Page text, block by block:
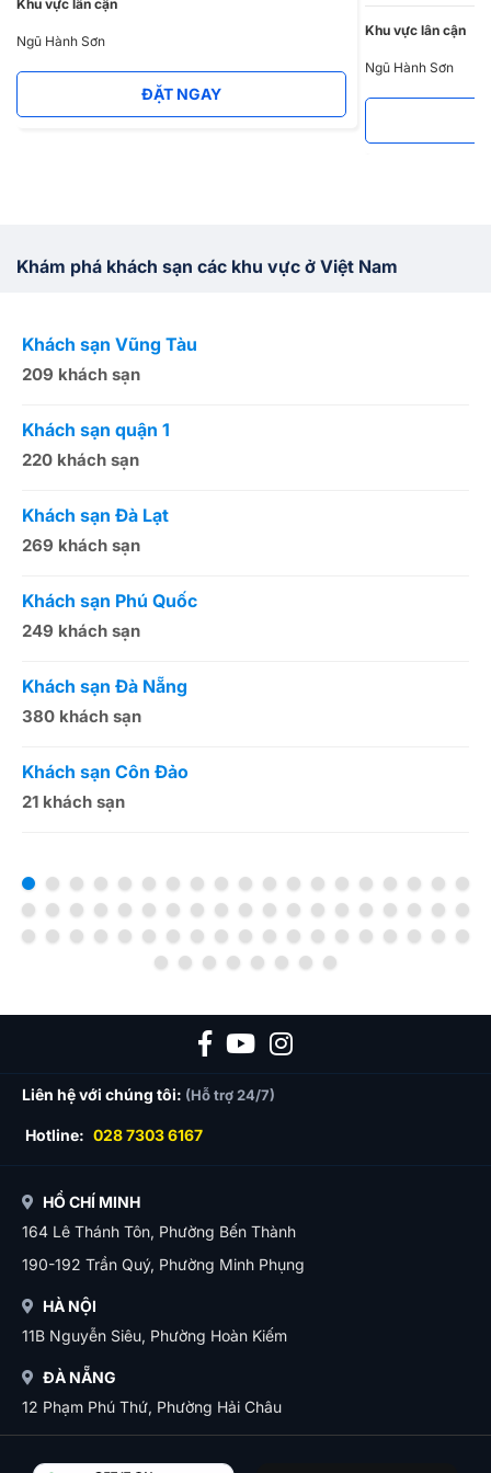
Khu vực lân cận
Ngũ Hành Sơn
ĐẶT NGAY
Khu vực lân cận
Ngũ Hành Sơn
Khám phá khách sạn các khu vực ở Việt Nam
Khách sạn Vũng Tàu
209 khách sạn
Khách sạn quận 1
220 khách sạn
Khách sạn Đà Lạt
269 khách sạn
Khách sạn Phú Quốc
249 khách sạn
Khách sạn Đà Nẵng
380 khách sạn
Khách sạn Côn Đảo
21 khách sạn
Liên hệ với chúng tôi: (Hỗ trợ 24/7)
Hotline: 028 7303 6167
HỒ CHÍ MINH
164 Lê Thánh Tôn, Phường Bến Thành
190-192 Trần Quý, Phường Minh Phụng
HÀ NỘI
11B Nguyễn Siêu, Phường Hoàn Kiếm
ĐÀ NẴNG
12 Phạm Phú Thứ, Phường Hải Châu